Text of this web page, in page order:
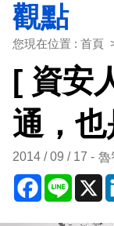
觀點
您現在位置 : 首頁
[ 資安
通，
2014 / 09 / 17 魯
Facebook
Line X